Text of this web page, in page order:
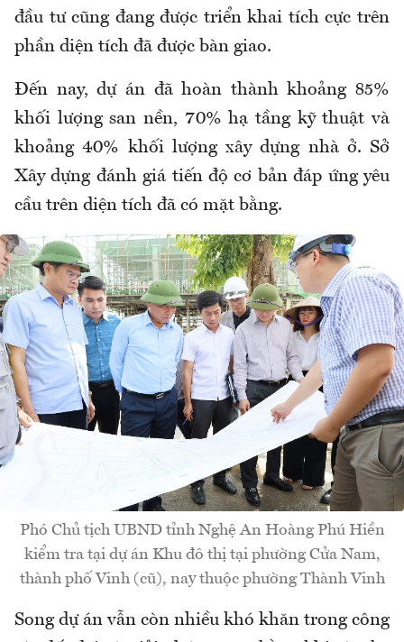
đầu tư cũng đang được triển khai tích cực trên
phần diện tích đã được bàn giao.
Đến nay, dự án đã hoàn thành khoảng 85%
khối lượng san nền, 70% hạ tầng kỹ thuật và
khoảng 40% khối lượng xây dựng nhà ở. Sở
Xây dựng đánh giá tiến độ cơ bản đáp ứng yêu
cầu trên diện tích đã có mặt bằng.
Phó Chủ tịch UBND tỉnh Nghệ An Hoàng Phú Hiền
kiểm tra tại dự án Khu đô thị tại phường Cửa Nam,
thành phố Vinh (cũ), nay thuộc phường Thành Vinh
Song dự án vẫn còn nhiều khó khăn trong công